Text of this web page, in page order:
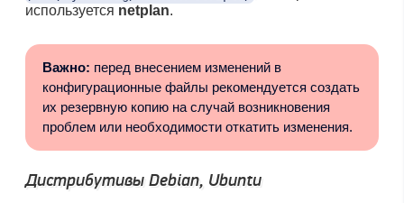
используется netplan.
Важно: перед внесением изменений в
конфигурационные файлы рекомендуется создать
их резервную копию на случай возникновения
проблем или необходимости откатить изменения.
Дистрибутивы Debian, Ubuntu